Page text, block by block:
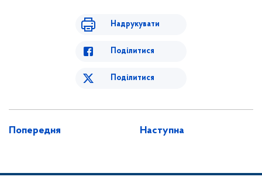
Надрукувати
Поділитися
Поділитися
Попередня Наступна